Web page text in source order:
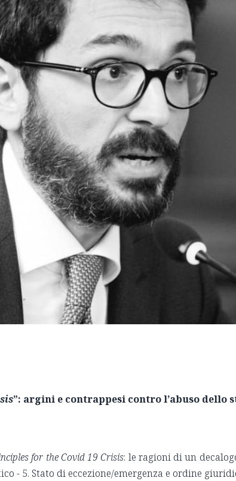
”: argini e contrappesi contro l’abuso
for the Covid 19 Crisis: le ragioni di un
- 5. Stato di eccezione/emergenza e ordine